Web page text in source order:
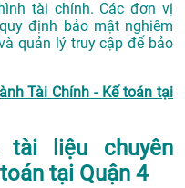
tài chính. Các đơn vị
định bảo mật nghiêm
quản lý truy cập để bảo
Tài Chính - Kế toán tại
liệu chuyên
tại Quận 4